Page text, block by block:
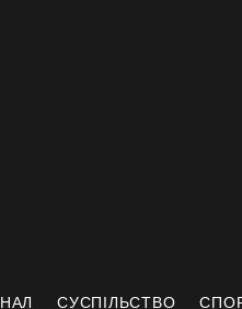
СУСПІЛЬСТВО